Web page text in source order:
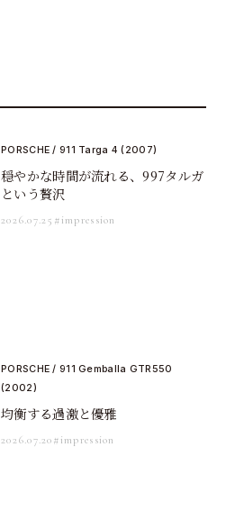
PORSCHE / 911 Targa 4 (2007)
穏やかな時間が流れる、997タルガ
という贅沢
2026.07.25 #impression
PORSCHE / 911 Gemballa GTR550
(2002)
均衡する過激と優雅
2026.07.20#impression